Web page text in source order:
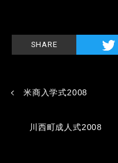
SHARE
米商入学式2008
川西町成人式2008